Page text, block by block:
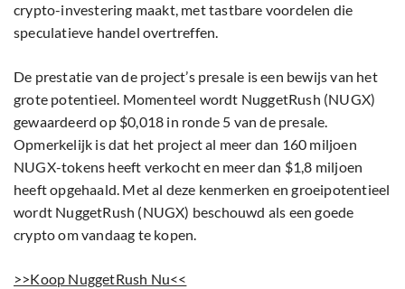
crypto-investering maakt, met tastbare voordelen die
speculatieve handel overtreffen.
De prestatie van de project’s presale is een bewijs van het
grote potentieel. Momenteel wordt NuggetRush (NUGX)
gewaardeerd op $0,018 in ronde 5 van de presale.
Opmerkelijk is dat het project al meer dan 160 miljoen
NUGX-tokens heeft verkocht en meer dan $1,8 miljoen
heeft opgehaald. Met al deze kenmerken en groeipotentieel
wordt NuggetRush (NUGX) beschouwd als een goede
crypto om vandaag te kopen.
>>Koop NuggetRush Nu<<